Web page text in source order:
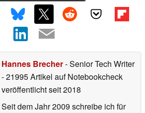
Hannes Brecher- Senior Tech Writer
- 21995 Artikel auf Notebookcheck
veröffentlichtseit 2018
Seit dem Jahr 2009 schreibe ich für